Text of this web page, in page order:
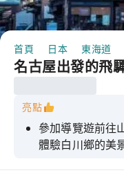
首頁 日本 東海道
名古屋出發的飛
亮點
參加導覽遊前往
體驗白川鄉的美